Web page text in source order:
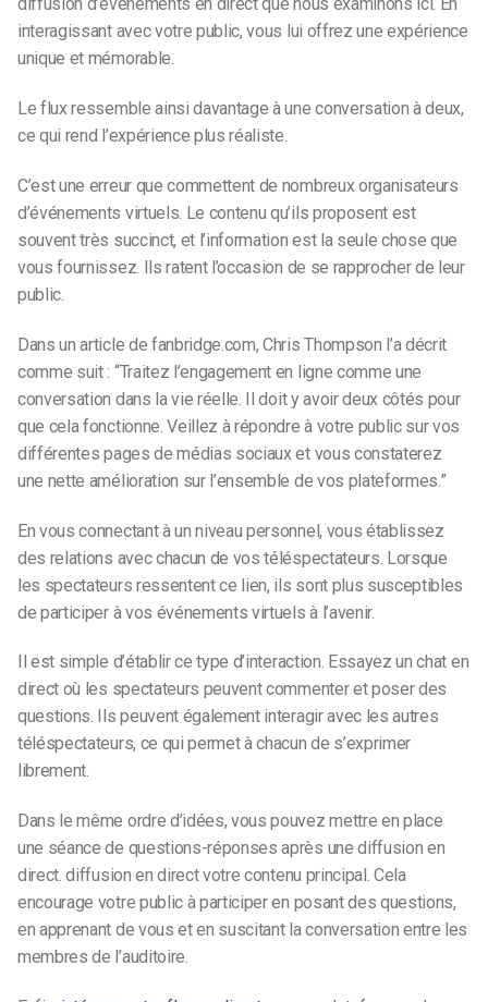
diffusion d’événements en direct que nous examinons ici. En
interagissant avec votre public, vous lui offrez une expérience
unique et mémorable.
Le flux ressemble ainsi davantage à une conversation à deux,
ce qui rend l’expérience plus réaliste.
C’est une erreur que commettent de nombreux organisateurs
d’événements virtuels. Le contenu qu’ils proposent est
souvent très succinct, et l’information est la seule chose que
vous fournissez. Ils ratent l’occasion de se rapprocher de leur
public.
Dans un article de fanbridge.com,Chris Thompson l’a décrit
comme suit : “Traitez l’engagement en ligne comme une
conversation dans la vie réelle. Il doit y avoir deux côtés pour
que cela fonctionne. Veillez à répondre à votre public sur vos
différentes pages de médias sociaux et vous constaterez
une nette amélioration sur l’ensemble de vos plateformes.”
En vous connectant à un niveau personnel, vous établissez
des relations avec chacun de vos téléspectateurs. Lorsque
les spectateurs ressentent ce lien, ils sont plus susceptibles
de participer à vos événements virtuels à l’avenir.
Il est simple d’établir ce type d’interaction. Essayez un chat en
direct où les spectateurs peuvent commenter et poser des
questions. Ils peuvent également interagir avec les autres
téléspectateurs, ce qui permet à chacun de s’exprimer
librement.
Dans le même ordre d’idées, vous pouvez mettre en place
une séance de questions-réponses après une diffusion en
direct. diffusion en directvotre contenu principal. Cela
encourage votre public à participer en posant des questions,
en apprenant de vous et en suscitant la conversation entre les
membres de l’auditoire.